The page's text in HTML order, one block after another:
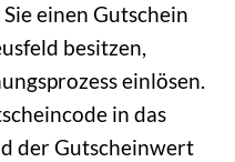
einen Gutschein
besitzen,
einlösen.
in das
der Gutscheinwert